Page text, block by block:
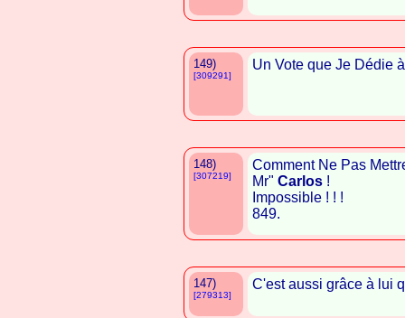
149)
[309291]
Un Vote que Je Dédie
148)
[307219]
Comment Ne Pas
Mr" Carlos !
Impossible ! ! !
849.
147)
[279313]
C'est aussi grâce à lui